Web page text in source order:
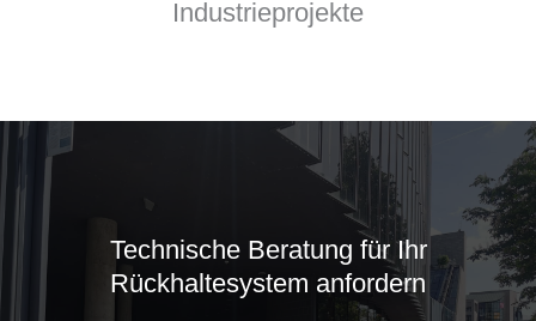
Industrieprojekte
Technische Beratung für Ihr
Rückhaltesystem anfordern